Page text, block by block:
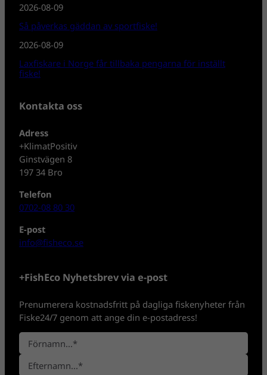
2026-08-09
Så påverkas gäddan av sportfiske!
2026-08-09
Laxfiskare i Norge får tillbaka pengarna för inställt
fiske!
Kontakta oss
Adress
+KlimatPositiv
Ginstvägen 8
197 34 Bro
Telefon
0702-08 80 30
E-post
info@fisheco.se
+FishEco Nyhetsbrev via e-post
Prenumerera kostnadsfritt på dagliga fiskenyheter från
Fiske24/7 genom att ange din e-postadress!
N
a
F